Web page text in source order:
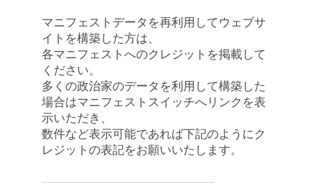
マニフェストデータを再利用してウェブサ
イトを構築した方は、
各マニフェストへのクレジットを掲載して
ください。
多くの政治家のデータを利用して構築した
場合はマニフェストスイッチへリンクを表
示いただき、
数件など表示可能であれば下記のようにク
レジットの表記をお願いいたします。